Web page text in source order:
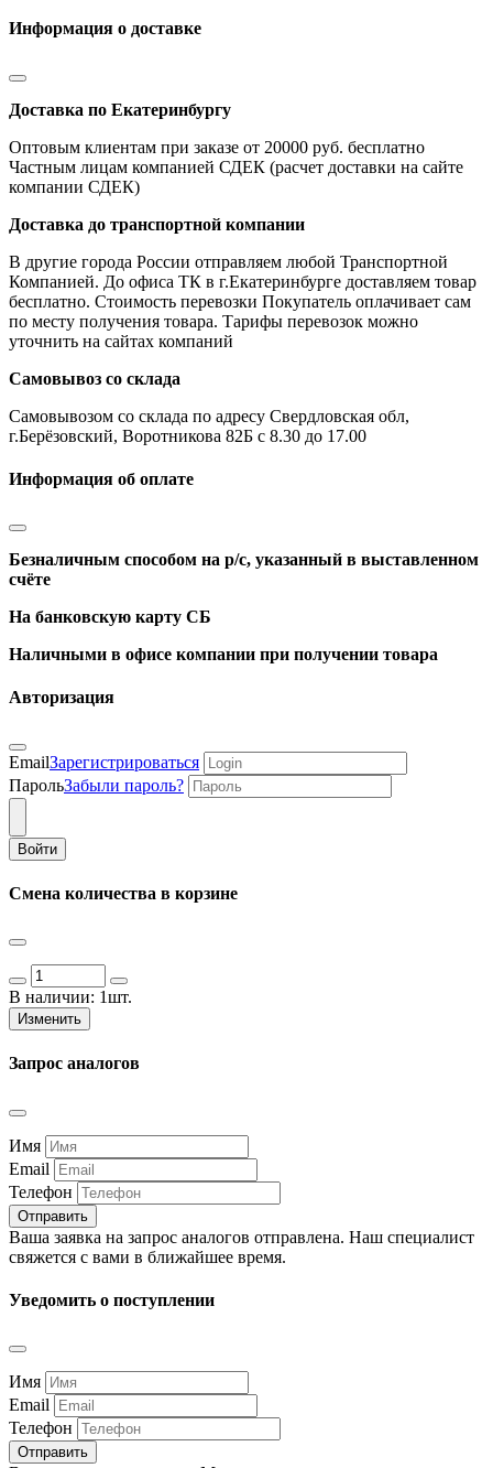
Информация о доставке
Доставка по Екатеринбургу
Оптовым клиентам при заказе от 20000 руб. бесплатно
Частным лицам компанией СДЕК (расчет доставки на сайте
компании СДЕК)
Доставка до транспортной компании
В другие города России отправляем любой Транспортной
Компанией. До офиса ТК в г.Екатеринбурге доставляем товар
бесплатно. Стоимость перевозки Покупатель оплачивает сам
по месту получения товара. Тарифы перевозок можно
уточнить на сайтах компаний
Самовывоз со склада
Самовывозом со склада по адресу Свердловская обл,
г.Берёзовский, Воротникова 82Б с 8.30 до 17.00
Информация об оплате
Безналичным способом на р/с, указанный в выставленном
счёте
На банковскую карту СБ
Наличными в офисе компании при получении товара
Авторизация
EmailЗарегистрироваться
ПарольЗабыли пароль?
Войти
Смена количества в корзине
В наличии: 1шт.
Изменить
Запрос аналогов
Имя
Email
Телефон
Отправить
Ваша заявка на запрос аналогов отправлена. Наш специалист
свяжется с вами в ближайшее время.
Уведомить о поступлении
Имя
Email
Телефон
Отправить